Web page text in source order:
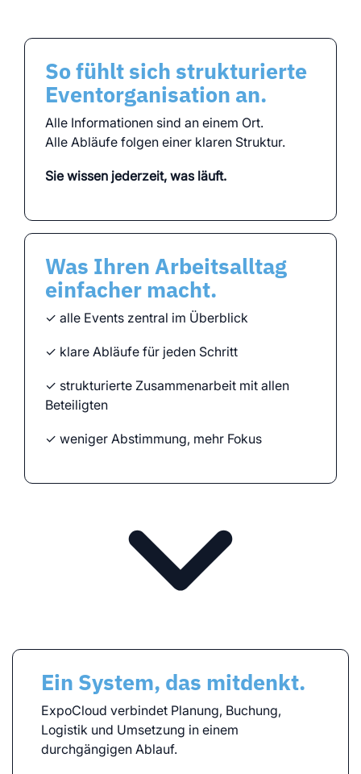
alle myWWM Module
und Services an:
Module
So fühlt sich strukturierte
Eventorganisation an.
Alle Informationen sind an einem Ort.
Alle Abläufe folgen einer klaren Struktur.
Sie wissen jederzeit, was läuft.
Was Ihren Arbeitsalltag
einfacher macht.
✓ alle Events zentral im Überblick
✓ klare Abläufe für jeden Schritt
✓ strukturierte Zusammenarbeit mit allen
Beteiligten
✓ weniger Abstimmung, mehr Fokus
Ein System, das mitdenkt.
ExpoCloud verbindet Planung, Buchung,
Logistik und Umsetzung in einem
durchgängigen Ablauf.